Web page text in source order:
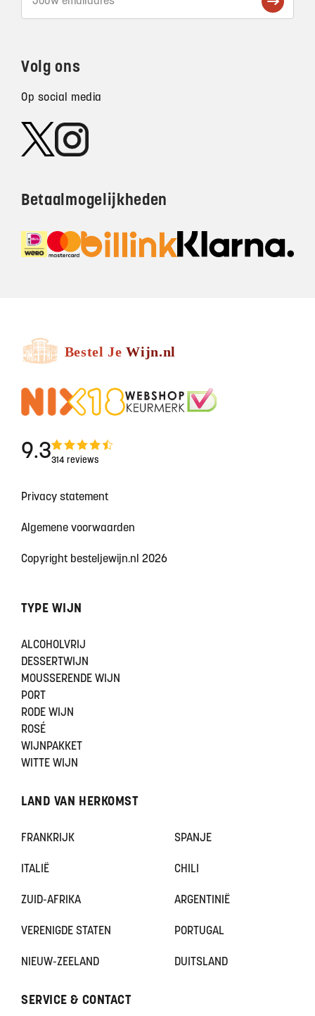
Volg ons
Op social media
Betaalmogelijkheden
9.3314 reviews
Privacy statement
Algemene voorwaarden
Copyright besteljewijn.nl 2026
TYPE WIJN
ALCOHOLVRIJ
DESSERTWIJN
MOUSSERENDE WIJN
PORT
RODE WIJN
ROSÉ
WIJNPAKKET
WITTE WIJN
LAND VAN HERKOMST
FRANKRIJK SPANJE
ITALIË CHILI
ZUID-AFRIKA ARGENTINIË
VERENIGDE STATEN PORTUGAL
NIEUW-ZEELAND DUITSLAND
SERVICE & CONTACT